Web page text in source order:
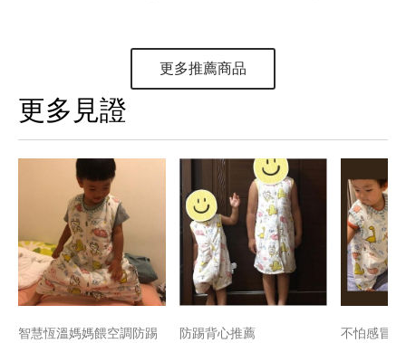
更多推薦商品
更多見證
智慧恆溫媽媽餵空調防踢
防踢背心推薦 不怕感冒